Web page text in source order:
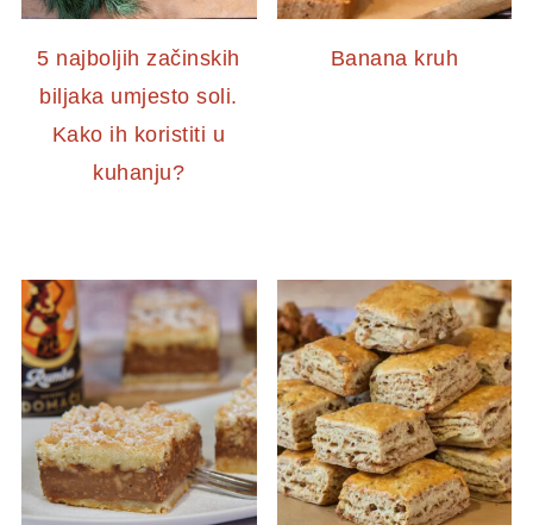
5 najboljih začinskih
biljaka umjesto soli.
Kako ih koristiti u
kuhanju?
Banana kruh